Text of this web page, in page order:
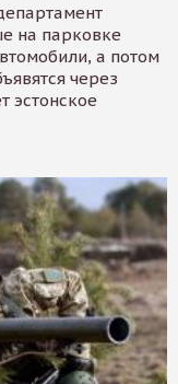
на парковке
а потом
через
эстонское